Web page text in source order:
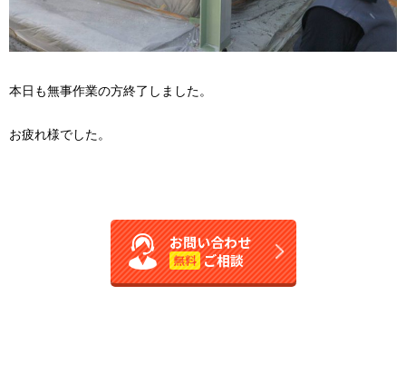
本日も無事作業の方終了しました。
お疲れ様でした。
お問い合わせ
無料 ご相談